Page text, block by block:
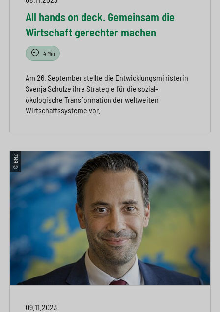
All hands on deck. Gemeinsam die
Wirtschaft gerechter machen
4 Min
Am 26. September stellte die Entwicklungsministerin
Svenja Schulze ihre Strategie für die sozial-
ökologische Transformation der weltweiten
Wirtschaftssysteme vor.
© BMZ
09.11.2023